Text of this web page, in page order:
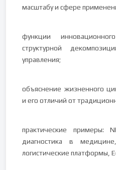
масштабу и сфере
функции
структурной
управления;
объяснение жизненного
и его отличий от
практические примеры:
диагностика в
логистические платформы,